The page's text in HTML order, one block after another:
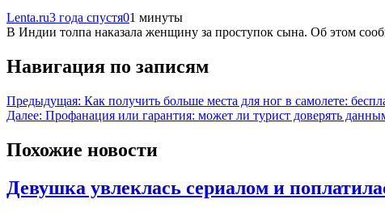
Lenta.ru3 года спустя01 минуты
В Индии толпа наказала женщину за проступок сына. Об этом
Навигация по записям
Предыдущая: Как получить больше места для ног в самолете:
Далее: Профанация или гарантия: может ли турист доверять
Похожие новости
Девушка увлеклась сериалом и